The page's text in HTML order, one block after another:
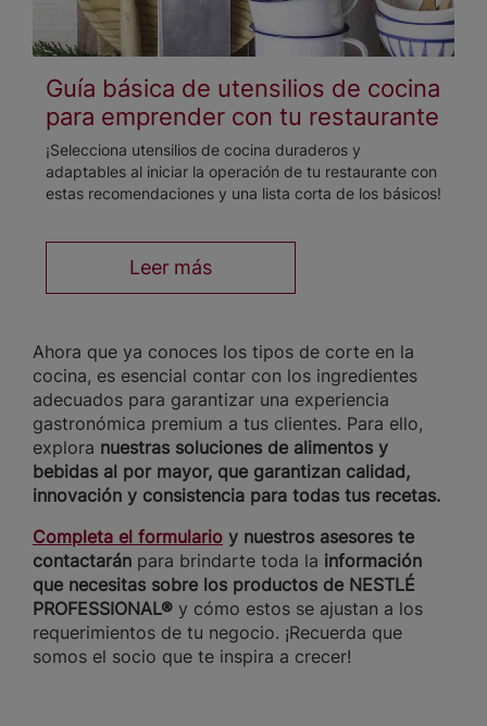
Guía básica de utensilios de cocina
para emprender con tu restaurante
¡Selecciona utensilios de cocina duraderos y
adaptables al iniciar la operación de tu restaurante con
estas recomendaciones y una lista corta de los básicos!
Leer más
Ahora que ya conoces los tipos de corte en la
cocina, es esencial contar con los ingredientes
adecuados para garantizar una experiencia
gastronómica premium a tus clientes. Para ello,
explora nuestras soluciones de alimentos y
bebidas al por mayor, que garantizan calidad,
innovación y consistencia para todas tus recetas.
Completa el formulario y nuestros asesores te
contactarán para brindarte toda la información
que necesitas sobre los productos de NESTLÉ
PROFESSIONAL® y cómo estos se ajustan a los
requerimientos de tu negocio. ¡Recuerda que
somos el socio que te inspira a crecer!